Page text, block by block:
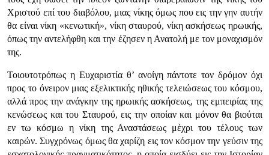
Χριστού επί του διαβόλου, μιας νίκης όμως που εις την γην αυτήν
θα είναι νίκη «κενωτική», νίκη σταυρού, νίκη ασκήσεως ηρωικής,
όπως την αντελήφθη και την έζησεν η Ανατολή με τον μοναχισμόν
της.
Τοιουτοτρόπως η Ευχαριστία θ’ ανοίγη πάντοτε τον δρόμον όχι
προς το όνειρον μιας εξελικτικής ηθικής τελειώσεως του κόσμου,
αλλά προς την ανάγκην της ηρωικής ασκήσεως, της εμπειρίας της
κενώσεως και του Σταυρού, εις την οποίαν και μόνον θα βιούται
εν τω κόσμω η νίκη της Αναστάσεως μέχρι του τέλους των
καιρών. Συγχρόνως όμως θα χαρίζη εις τον κόσμον την γεύσιν της